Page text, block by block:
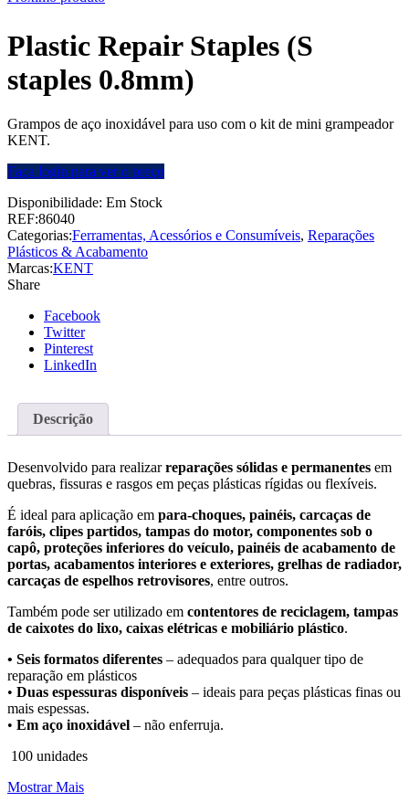
Plastic Repair Staples (S
staples 0.8mm)
Grampos de aço inoxidável para uso com o kit de mini grampeador
KENT.
Faça login para ver o preço
Disponibilidade: Em Stock
REF:86040
Categorias:Ferramentas, Acessórios e Consumíveis, Reparações
Plásticos & Acabamento
Marcas:KENT
Share
Facebook
Twitter
Pinterest
LinkedIn
Descrição
Desenvolvido para realizarreparações sólidas e permanentes em
quebras, fissuras e rasgos em peças plásticas rígidas ou flexíveis.
É ideal para aplicação em para-choques, painéis, carcaças de
faróis, clipes partidos, tampas do motor, componentes sob o
capô, proteções inferiores do veículo, painéis de acabamento de
portas, acabamentos interiores e exteriores, grelhas de radiador,
carcaças de espelhos retrovisores, entre outros.
Também pode ser utilizado em contentores de reciclagem, tampas
de caixotes do lixo, caixas elétricas e mobiliário plástico.
• Seis formatos diferentes – adequados para qualquer tipo de
reparação em plásticos
• Duas espessuras disponíveis – ideais para peças plásticas finas ou
mais espessas.
• Em aço inoxidável – não enferruja.
100 unidades
Mostrar Mais